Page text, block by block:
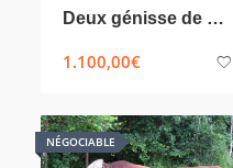
Deux génisse de un ans
1.100,00€
NÉGOCIABLE